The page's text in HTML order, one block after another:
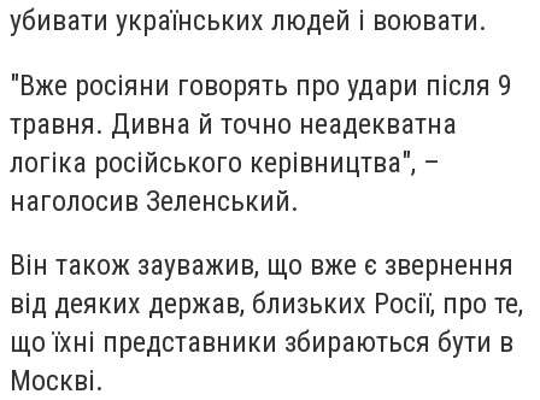
убивати українських людей і воювати.
"Вже росіяни говорять про удари після 9
травня. Дивна й точно неадекватна
логіка російського керівництва", –
наголосив Зеленський.
Він також зауважив, що вже є звернення
від деяких держав, близьких Росії, про те,
що їхні представники збираються бути в
Москві.